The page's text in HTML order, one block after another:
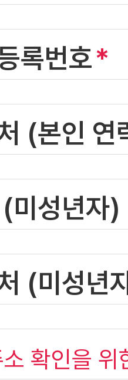
록번호
(본인
미성년자)
(미성년
확인을